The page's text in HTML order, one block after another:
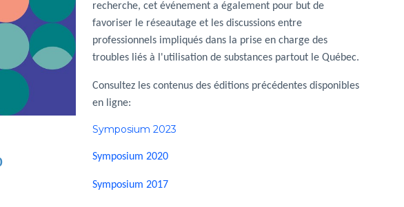
recherche, cet événement a également pour but de
favoriser le réseautage et les discussions entre
professionnels impliqués dans la prise en charge des
troubles liés à l'utilisation de substances partout le Québec.
Consultez les contenus des éditions précédentes disponibles
en ligne:
Symposium 2023
Symposium 2020
Symposium 2017